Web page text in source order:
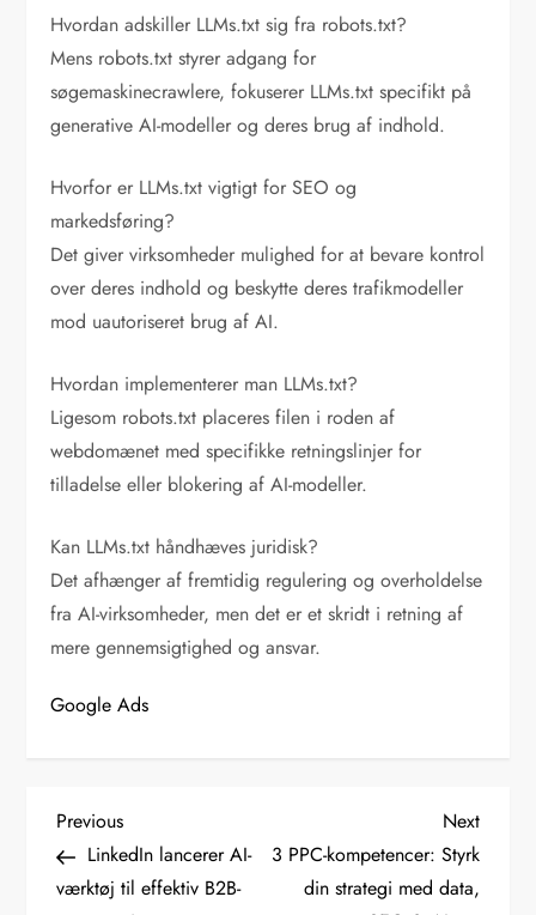
Hvordan adskiller LLMs.txt sig fra robots.txt?
Mens robots.txt styrer adgang for
søgemaskinecrawlere, fokuserer LLMs.txt specifikt på
generative AI-modeller og deres brug af indhold.
Hvorfor er LLMs.txt vigtigt for SEO og
markedsføring?
Det giver virksomheder mulighed for at bevare kontrol
over deres indhold og beskytte deres trafikmodeller
mod uautoriseret brug af AI.
Hvordan implementerer man LLMs.txt?
Ligesom robots.txt placeres filen i roden af
webdomænet med specifikke retningslinjer for
tilladelse eller blokering af AI-modeller.
Kan LLMs.txt håndhæves juridisk?
Det afhænger af fremtidig regulering og overholdelse
fra AI-virksomheder, men det er et skridt i retning af
mere gennemsigtighed og ansvar.
Google Ads
I
n
d
Previous
Post
Previous
LinkedIn lancerer AI-
værktøj til effektiv B2B-
Next
Post
Next
3 PPC-kompetencer: Styrk
din strategi med data,